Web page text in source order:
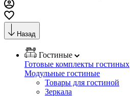
Назад
Гостиные
Готовые комплекты гостиных
Модульные гостиные
Товары для гостиной
Зеркала